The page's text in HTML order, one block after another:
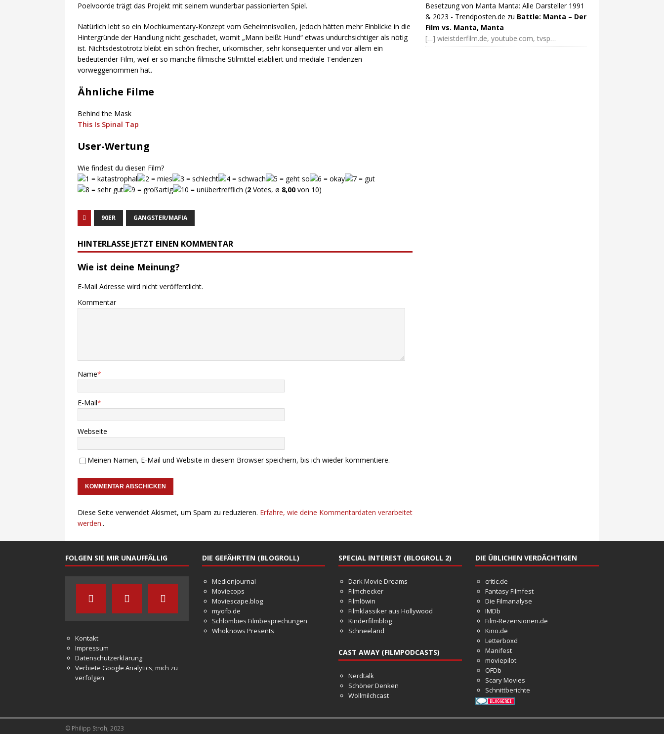
Poelvoorde trägt das Projekt mit seinem wunderbar passionierten Spiel.
Natürlich lebt so ein Mochkumentary-Konzept vom Geheimnisvollen, jedoch hätten mehr Einblicke in die
Hintergründe der Handlung nicht geschadet, womit „Mann beißt Hund“ etwas undurchsichtiger als nötig
ist. Nichtsdestotrotz bleibt ein schön frecher, urkomischer, sehr konsequenter und vor allem ein
bedeutender Film, weil er so manche filmische Stilmittel etabliert und mediale Tendenzen
vorweggenommen hat.
Ähnliche Filme
Behind the Mask
This Is Spinal Tap
User-Wertung
Wie findest du diesen Film?
(2 Votes, ø 8,00 von 10)
90ER GANGSTER/MAFIA
HINTERLASSE JETZT EINEN KOMMENTAR
Wie ist deine Meinung?
E-Mail Adresse wird nicht veröffentlicht.
Kommentar
Name*
E-Mail*
Webseite
Meinen Namen, E-Mail und Website in diesem Browser speichern, bis ich wieder kommentiere.
Diese Seite verwendet Akismet, um Spam zu reduzieren. Erfahre, wie deine Kommentardaten verarbeitet
werden..
Besetzung von Manta Manta: Alle Darsteller 1991
& 2023 - Trendposten.de zu Battle: Manta – Der
Film vs. Manta, Manta
[…] wieistderfilm.de, youtube.com, tvsp…
FOLGEN SIE MIR UNAUFFÄLLIG
Kontakt
Impressum
Datenschutzerklärung
Verbiete Google Analytics, mich zu
verfolgen
DIE GEFÄHRTEN (BLOGROLL)
Medienjournal
Moviecops
Moviescape.blog
myofb.de
Schlombies Filmbesprechungen
Whoknows Presents
SPECIAL INTEREST (BLOGROLL 2)
Dark Movie Dreams
Filmchecker
Filmlöwin
Filmklassiker aus Hollywood
Kinderfilmblog
Schneeland
CAST AWAY (FILMPODCASTS)
Nerdtalk
Schöner Denken
Wollmilchcast
DIE ÜBLICHEN VERDÄCHTIGEN
critic.de
Fantasy Filmfest
Die Filmanalyse
IMDb
Film-Rezensionen.de
Kino.de
Letterboxd
Manifest
moviepilot
OFDb
Scary Movies
Schnittberichte
© Philipp Stroh, 2023